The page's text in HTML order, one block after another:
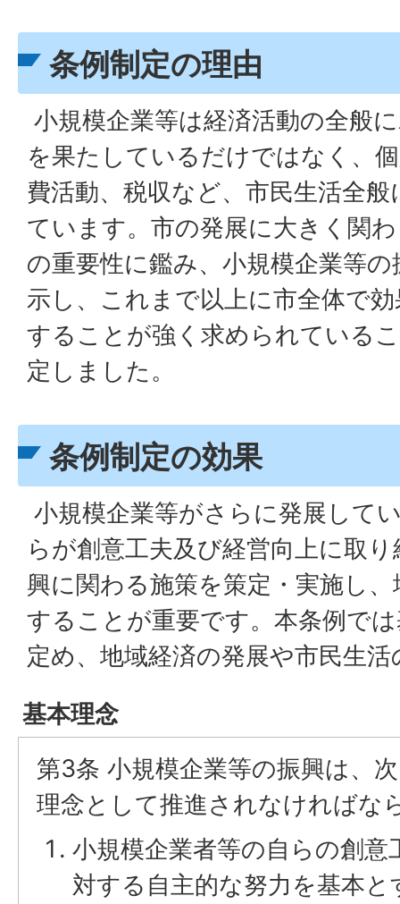
条例制定の理由
小規模企業等は経済活動の全般
を果たしているだけではなく、
費活動、税収など、市民生活全
ています。市の発展に大きく関
の重要性に鑑み、小規模企業等
示し、これまで以上に市全体で
することが強く求められている
定しました。
条例制定の効果
小規模企業等がさらに発展して
らが創意工夫及び経営向上に取
興に関わる施策を策定・実施し
することが重要です。本条例で
定め、地域経済の発展や市民生
基本理念
第3条 小規模企業等の振興は、
理念として推進されなければな
小規模企業者等の自らの創意
対する自主的な努力を基本と